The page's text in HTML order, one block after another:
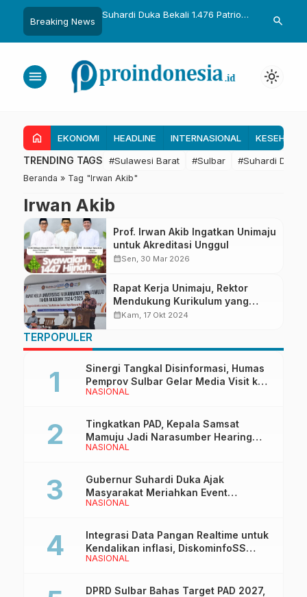
Breaking News
Gelar Sulo
Suhardi Duka Bekali 1.476 Patriot
Dasar Kebijakan Transmigrasi
Gubernur
untuk
search
menu light_mode
home EKONOMI HEADLINE INTERNASIONAL
TRENDING TAGS #Sulawesi Barat #Sulbar #Suhardi Duka
Beranda » Tag "Irwan Akib"
Irwan Akib
Prof. Irwan Akib Ingatkan Unimaju
untuk Akreditasi Unggul
calendar_monthSen, 30 Mar 2026
Rapat Kerja Unimaju, Rektor
Mendukung Kurikulum yang
Memiliki Ciri Khas
calendar_monthKam, 17 Okt 2024
TERPOPULER
NASIONAL
Sinergi Tangkal Disinformasi, Humas
Pemprov Sulbar Gelar Media Visit ke
Kantor Redaksi di Mamuju
NASIONAL
Tingkatkan PAD, Kepala Samsat
Mamuju Jadi Narasumber Hearing
Bersama Wakil Ketua I DPRD Sulbar
NASIONAL
Gubernur Suhardi Duka Ajak
Masyarakat Meriahkan Event
Manakarra Fair 2026
NASIONAL
Integrasi Data Pangan Realtime untuk
Kendalikan inflasi, DiskominfoSS
Sulbar Kembangkan Sistem SAPEDA
DPRD Sulbar Bahas Target PAD 2027,